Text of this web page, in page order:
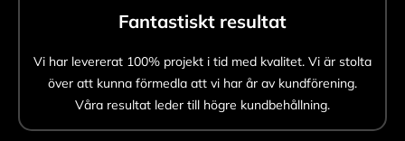
Fantastiskt resultat
Vi har levererat 100% projekt i tid med kvalitet. Vi är stolta
över att kunna förmedla att vi har år av kundförening.
Våra resultat leder till högre kundbehållning.